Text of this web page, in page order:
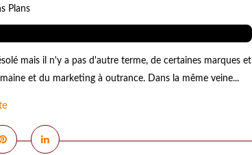
Plans
mais il n'y a pas d'autre terme, de certaines marques et
et du marketing à outrance. Dans la même veine...